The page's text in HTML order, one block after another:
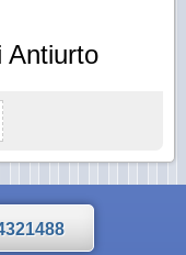
Antiurto